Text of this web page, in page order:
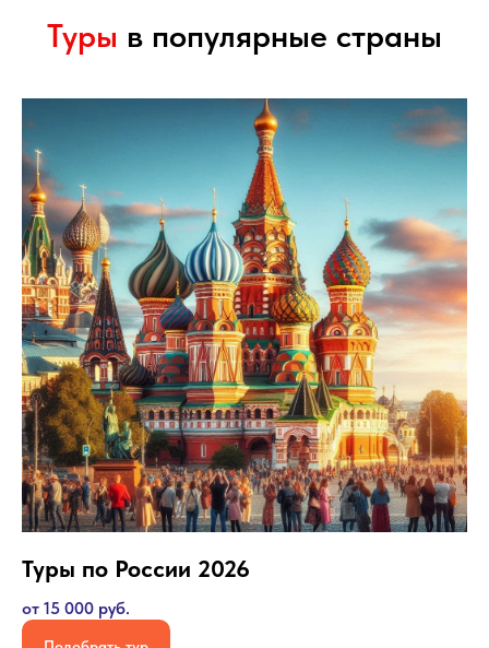
Туры в популярные страны
Туры по России 2026
от 15 000 руб.